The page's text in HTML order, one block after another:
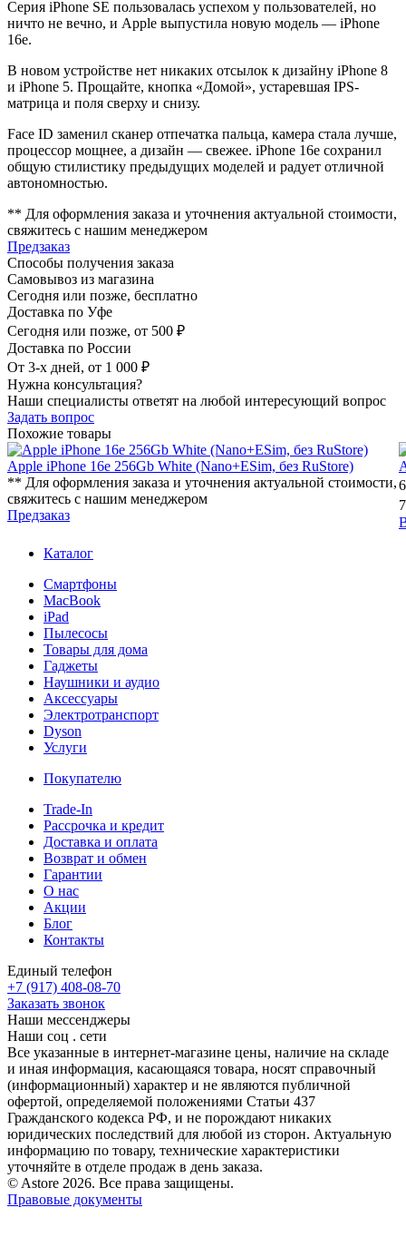
Серия iPhone SE пользовалась успехом у пользователей, но
ничто не вечно, и Apple выпустила новую модель — iPhone
16e.
В новом устройстве нет никаких отсылок к дизайну iPhone 8
и iPhone 5. Прощайте, кнопка «Домой», устаревшая IPS-
матрица и поля сверху и снизу.
Face ID заменил сканер отпечатка пальца, камера стала лучше,
процессор мощнее, а дизайн — свежее. iPhone 16e сохранил
общую стилистику предыдущих моделей и радует отличной
автономностью.
** Для оформления заказа и уточнения актуальной стоимости,
свяжитесь с нашим менеджером
Предзаказ
Способы получения заказа
Самовывоз из магазина
Сегодня или позже, бесплатно
Доставка по Уфе
Сегодня или позже, от 500 ₽
Доставка по России
От 3-х дней, от 1 000 ₽
Нужна консультация?
Наши специалисты ответят на любой интересующий вопрос
Задать вопрос
Похожие товары
Apple iPhone 16e 256Gb White (Nano+ESim, без RuStore)
** Для оформления заказа и уточнения актуальной стоимости,
свяжитесь с нашим менеджером
Предзаказ
Каталог
Смартфоны
MacBook
iPad
Пылесосы
Товары для дома
Гаджеты
Наушники и аудио
Аксессуары
Электротранспорт
Dyson
Услуги
Покупателю
Trade-In
Рассрочка и кредит
Доставка и оплата
Возврат и обмен
Гарантии
О нас
Акции
Блог
Контакты
Единый телефон
+7 (917) 408-08-70
Заказать звонок
Наши мессенджеры
Наши соц . сети
Все указанные в интернет-магазине цены, наличие на складе
и иная информация, касающаяся товара, носят справочный
(информационный) характер и не являются публичной
офертой, определяемой положениями Статьи 437
Гражданского кодекса РФ, и не порождают никаких
юридических последствий для любой из сторон. Актуальную
информацию по товару, технические характеристики
уточняйте в отделе продаж в день заказа.
© Astore 2026. Все права защищены.
Правовые документы